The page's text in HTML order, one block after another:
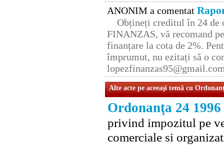
ANONIM a comentat
Obțineți creditul în 24 de
FINANZAS, vă recomand
finanțare la cota de 2%.
împrumut, nu ezitați să o
Alte acte pe aceeaşi temă cu
Ordonanţa 24 1996
privind impozitul pe
comerciale si